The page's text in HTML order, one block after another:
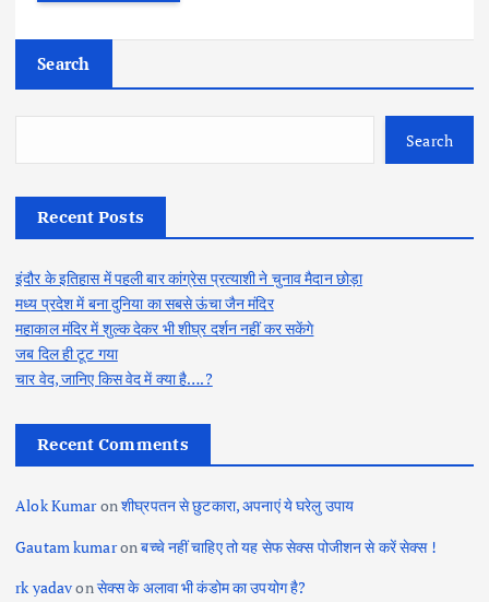
Search
Search
Recent Posts
इंदौर के इतिहास में पहली बार कांग्रेस प्रत्याशी ने चुनाव मैदान छोड़ा
मध्य प्रदेश में बना दुनिया का सबसे ऊंचा जैन मंदिर
महाकाल मंदिर में शुल्क देकर भी शीघ्र दर्शन नहीं कर सकेंगे
जब दिल ही टूट गया
चार वेद, जानिए किस वेद में क्या है….?
Recent Comments
Alok Kumaronशीघ्रपतन से छुटकारा, अपनाएं ये घरेलु उपाय
Gautam kumaronबच्चे नहीं चाहिए तो यह सेफ सेक्स पोजीशन से करें सेक्स !
rk yadavonसेक्स के अलावा भी कंडोम का उपयोग है?